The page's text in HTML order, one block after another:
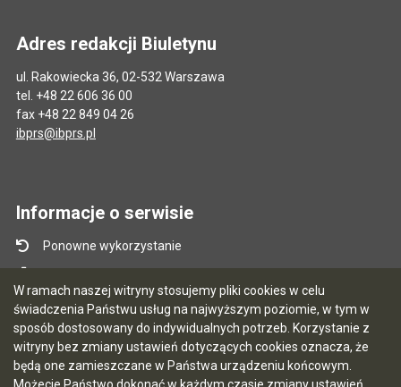
W ramach naszej witryny stosujemy pliki cookies w celu
świadczenia Państwu usług na najwyższym poziomie, w tym w
sposób dostosowany do indywidualnych potrzeb. Korzystanie z
witryny bez zmiany ustawień dotyczących cookies oznacza, że
będą one zamieszczane w Państwa urządzeniu końcowym.
Możecie Państwo dokonać w każdym czasie zmiany ustawień
Adres redakcji Biuletynu
ul. Rakowiecka 36, 02-532 Warszawa
tel. +48 22 606 36 00
fax +48 22 849 04 26
ibprs@ibprs.pl
Informacje o serwisie
Ponowne wykorzystanie
Instrukcja obsługi
Statystyki oglądalności
Ostatnio dodane